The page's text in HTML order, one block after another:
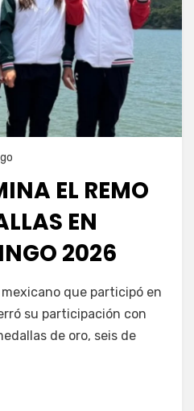
EL REMO
EN
2026
que participó en
su participación con
de oro, seis de